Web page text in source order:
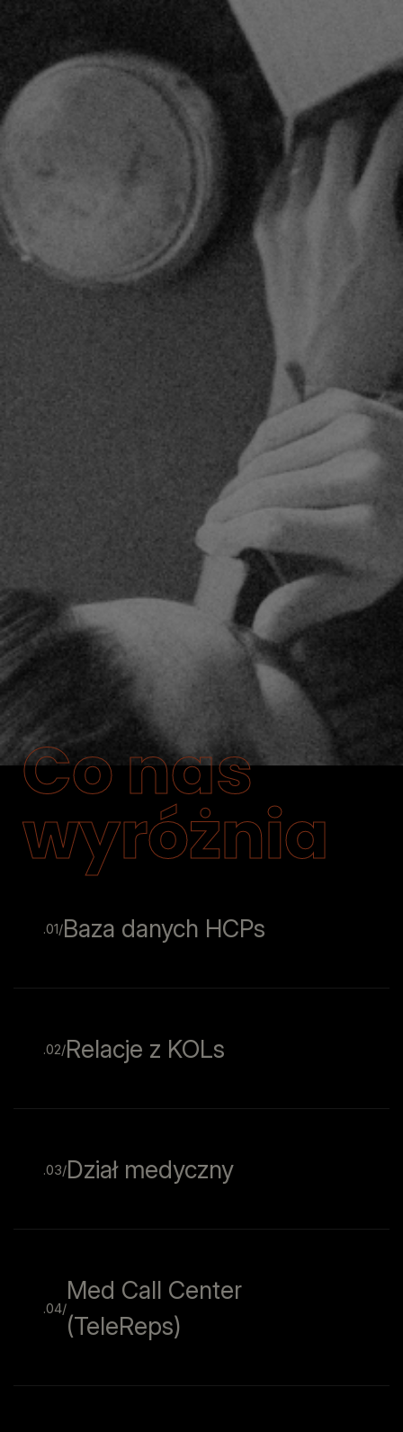
.01/Baza danych HCPs
.02/Relacje z KOLs
.03/Dział medyczny
.04/
Med Call Center
(TeleReps)
Co nas
wyróżnia